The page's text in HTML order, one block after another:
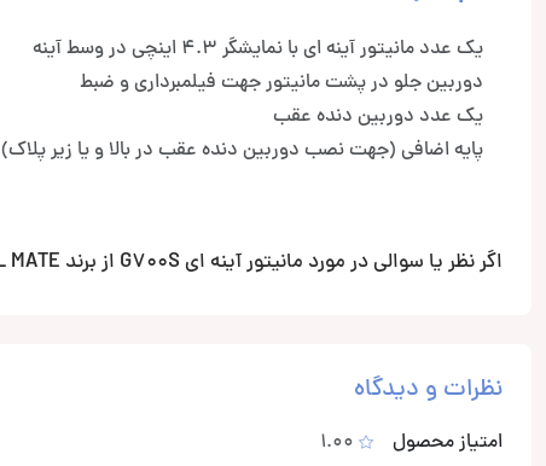
یک عدد مانیتور آینه ای با نمایشگر 4.3 اینچی در وسط آینه
دوربین جلو در پشت مانیتور جهت فیلمبرداری و ضبط
یک عدد دوربین دنده عقب
پایه اضافی (جهت نصب دوربین دنده عقب در بالا و یا زیر پلاک)
اگر نظر یا سوالی در مورد مانیتور آینه ای G700S از برند STEEL MATE دارید خوشحال میشویم آن را در قسمت نظرات با ما مطرح کنید.
نظرات و دیدگاه
امتیاز محصول
1.00